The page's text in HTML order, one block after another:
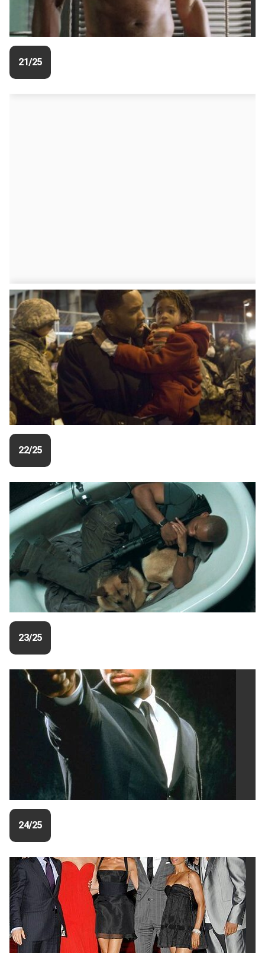
21/25
22/25
23/25
24/25